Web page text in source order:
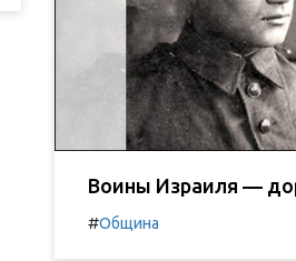
Воины Израиля —
#Община